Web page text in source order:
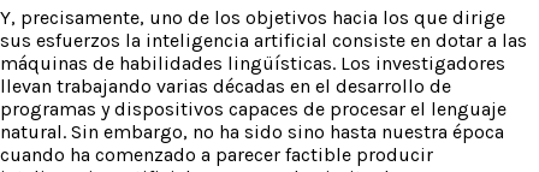
Y, precisamente, uno de los objetivos hacia los que dirige
sus esfuerzos la inteligencia artificial consiste en dotar a las
máquinas de habilidades lingüísticas. Los investigadores
llevan trabajando varias décadas en el desarrollo de
programas y dispositivos capaces de procesar el lenguaje
natural. Sin embargo, no ha sido sino hasta nuestra época
cuando ha comenzado a parecer factible producir